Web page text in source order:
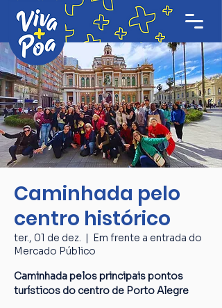
Caminhada pelo
centro histórico
ter., 01 de dez.
  |
Em frente a entrada do
Mercado Público
Caminhada pelos principais pontos
turísticos do centro de Porto Alegre